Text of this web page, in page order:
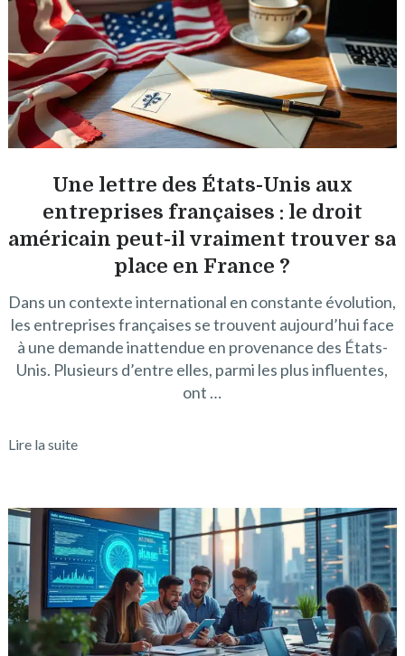
Une lettre des États-Unis aux
entreprises françaises : le droit
américain peut-il vraiment trouver sa
place en France ?
Dans un contexte international en constante évolution,
les entreprises françaises se trouvent aujourd’hui face
à une demande inattendue en provenance des États-
Unis. Plusieurs d’entre elles, parmi les plus influentes,
ont …
Lire la suite